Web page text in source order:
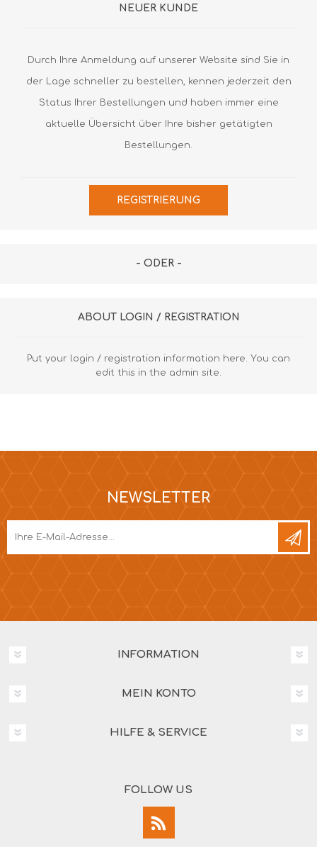
NEUER KUNDE
Durch Ihre Anmeldung auf unserer Website sind Sie in
der Lage schneller zu bestellen, kennen jederzeit den
Status Ihrer Bestellungen und haben immer eine
aktuelle Übersicht über Ihre bisher getätigten
Bestellungen.
REGISTRIERUNG
- ODER -
ABOUT LOGIN / REGISTRATION
Put your login / registration information here. You can
edit this in the admin site.
NEWSLETTER
INFORMATION
MEIN KONTO
HILFE & SERVICE
FOLLOW US